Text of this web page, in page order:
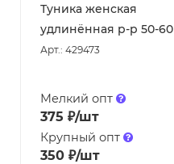
Туника женская
удлинённая р-р 50-60
Арт.: 429473
Мелкий опт
375 ₽/шт
Крупный опт
350 ₽/шт